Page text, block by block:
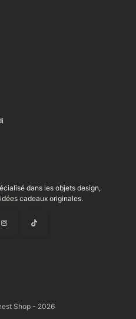
dans les objets design,
cadeaux originales.
Shop - 2026